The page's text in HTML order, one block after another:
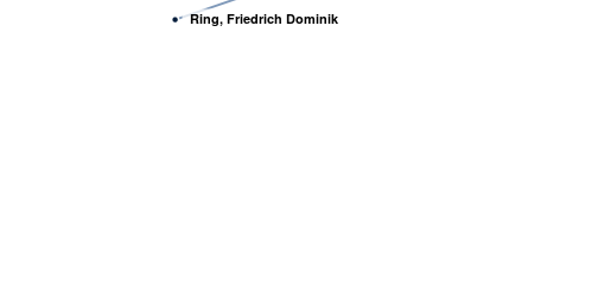
Ring, Friedrich Dominik